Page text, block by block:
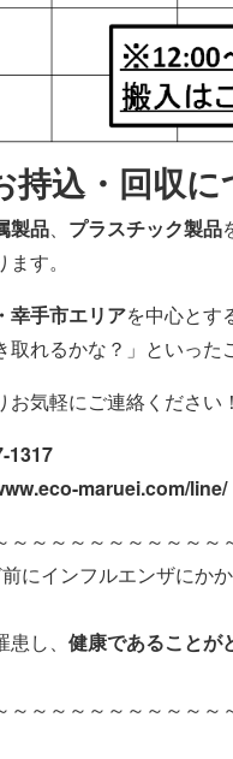
持込・回収に
製品、 プラスチック製品
す。
幸手市エリアを中心とす
れるかな？」といった
気軽にご連絡ください！
1317
maruei.com/line/
～～～～～～～～～～
にインフルエンザにか
し、 健康であることが
～～～～～～～～～～